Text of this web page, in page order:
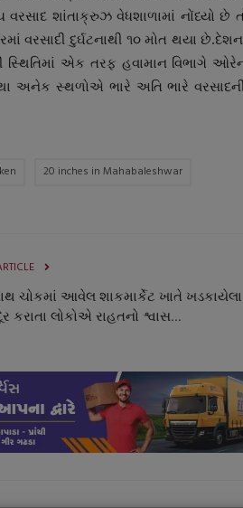
શાંતાક્રુઝ વેધશાળામાં નોંધ્યો છે
દુર્ઘટનાથી ૧૦ મોત થયા છે.દેશના
સ્થિતિમાં એક તરફ હવામાન વિભાગે
અનેક સ્થળોએ ભારે અતિ ભારે
20 inches in Mahabaleshwar
ચોકમાં આવેલ શાકમાર્કેટ ખાતે ખડકાયેલા
કરાતા લોકોએ રાહતનો શ્વાસ...
સ્પોર્ટ્સ